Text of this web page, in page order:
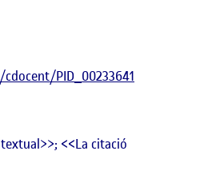
PID_00233641
<<La citació